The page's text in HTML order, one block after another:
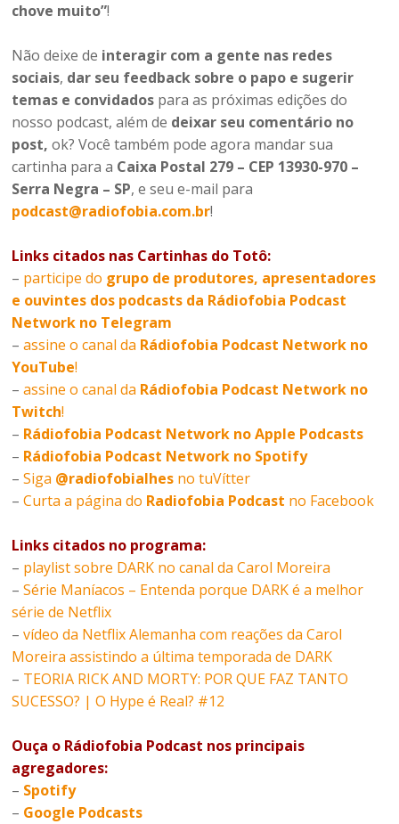
chove muito”!
Não deixe de interagir com a gente nas redes
sociais, dar seu feedback sobre o papo e sugerir
temas e convidados para as próximas edições do
nosso podcast, além de deixar seu comentário no
post, ok? Você também pode agora mandar sua
cartinha para a Caixa Postal 279 – CEP 13930-970 –
Serra Negra – SP, e seu e-mail para
podcast@radiofobia.com.br!
Links citados nas Cartinhas do Totô:
– participe do grupo de produtores, apresentadores
e ouvintes dos podcasts da Rádiofobia Podcast
Network no Telegram
–assine o canal da Rádiofobia Podcast Network no
YouTube!
–assine o canal da Rádiofobia Podcast Network no
Twitch!
– Rádiofobia Podcast Network no Apple Podcasts
– Rádiofobia Podcast Network no Spotify
–Siga @radiofobialhes no tuVítter
–Curta a página do Radiofobia Podcast no Facebook
Links citados no programa:
– playlist sobre DARK no canal da Carol Moreira
–Série Maníacos – Entenda porque DARK é a melhor
série de Netflix
–vídeo da Netflix Alemanha com reações da Carol
Moreira assistindo a última temporada de DARK
– TEORIA RICK AND MORTY: POR QUE FAZ TANTO
SUCESSO? | O Hype é Real? #12
Ouça o Rádiofobia Podcast nos principais
agregadores:
– Spotify
– Google Podcasts